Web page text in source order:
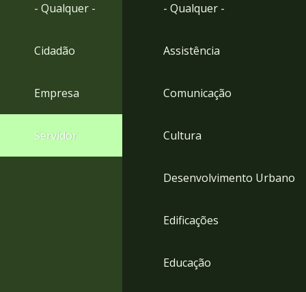
- Qualquer -
Cidadão
Empresa
Servidor
- Qualquer -
Assistência
Comunicação
Cultura
Desenvolvimento Urbano
Edificações
Educação